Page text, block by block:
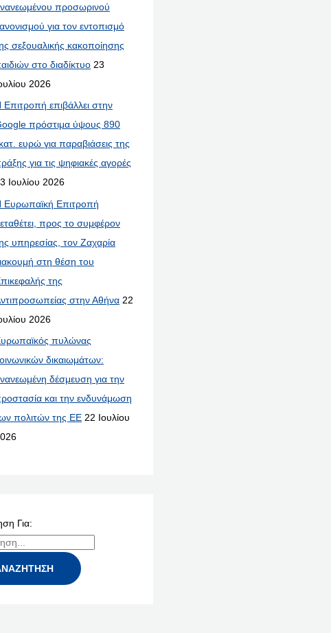
προσωρινού
για τον εντοπισμό
σεξουαλικής κακοποίησης
στο διαδίκτυο 23
2026
Επιτροπή επιβάλλει στην
πρόστιμα ύψους 890
ευρώ για παραβιάσεις της
για τις ψηφιακές αγορές
Ιουλίου 2026
Ευρωπαϊκή Επιτροπή
προς το συμφέρον
υπηρεσίας, τον Ζαχαρία
στη θέση του
της
στην Αθήνα 22
2026
πυλώνας
δικαιωμάτων:
δέσμευση για την
και την ενδυνάμωση
πολιτών της ΕΕ 22 Ιουλίου
Για: